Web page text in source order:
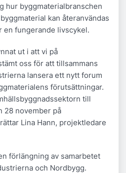
hur byggmaterialbranschen
kan återanvändas
fungerande livscykel.
ut i att vi på
oss för att tillsammans
lansera ett nytt forum
förutsättningar.
till
28 november på
Lina Hann, projektledare
förlängning av samarbetet
och Nordbygg.